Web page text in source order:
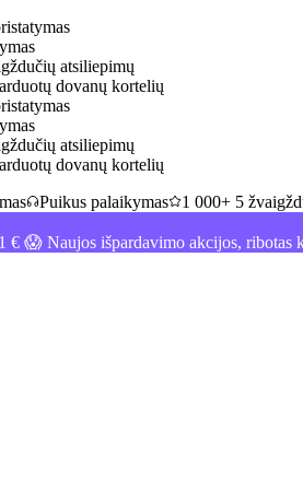
atsiliepimų
dovanų kortelių
atsiliepimų
dovanų kortelių
Puikus palaikymas 1 000+ 5
€ 😱 Naujos išpardavimo akcijos, ribotas